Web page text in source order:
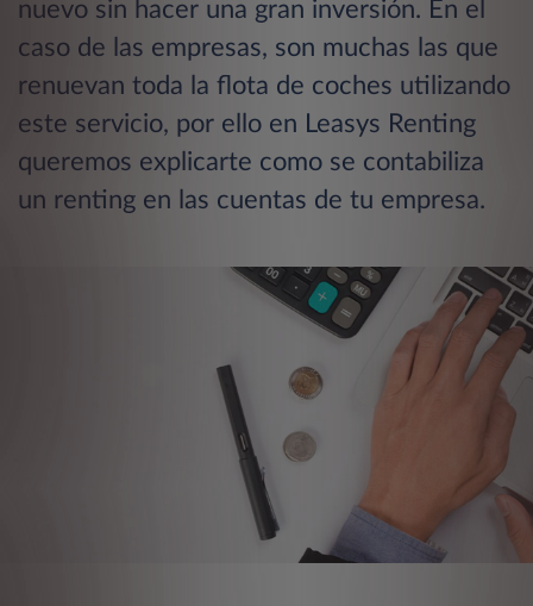
nuevo sin hacer una gran inversión. En el
caso de las empresas, son muchas las que
renuevan toda la flota de coches utilizando
este servicio, por ello en Leasys Renting
queremos explicarte como se contabiliza
un renting en las cuentas de tu empresa.